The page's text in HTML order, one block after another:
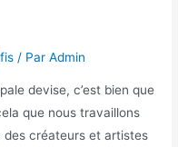
/ ParAdmin
devise, c’est bien que
que nous travaillons
des créateurs et artistes